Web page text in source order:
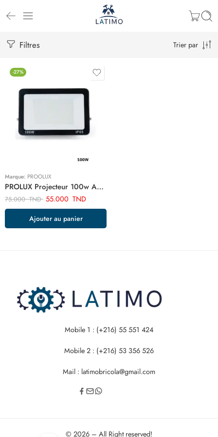
Filtres Trier par
-27%
Marque: PROOLUX
PROLUX Projecteur 100w ART03408
75.000TND 55.000 TND
Ajouter au panier
Mobile 1 : (+216) 55 551 424
Mobile 2 : (+216) 53 356 526
Mail : latimobricola@gmail.com
© 2026 – All Right reserved!